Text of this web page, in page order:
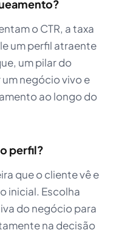
o CTR, a taxa
um perfil atraente
um pilar do
negócio vivo e
ao longo do
perfil?
que o cliente vê e
inicial. Escolha
do negócio para
na decisão